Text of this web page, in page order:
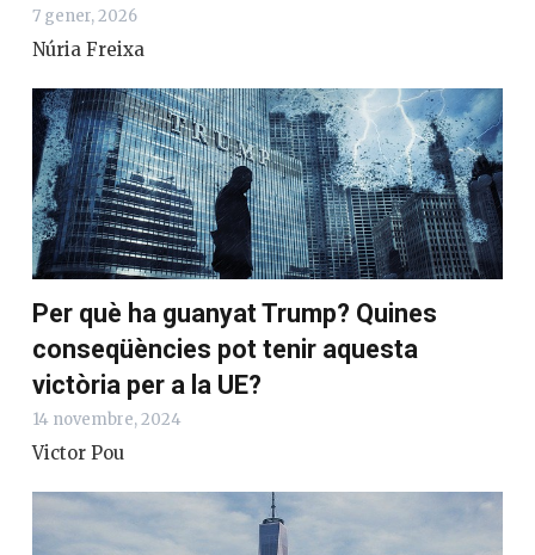
7 gener, 2026
Núria Freixa
Per què ha guanyat Trump? Quines
conseqüències pot tenir aquesta
victòria per a la UE?
14 novembre, 2024
Victor Pou